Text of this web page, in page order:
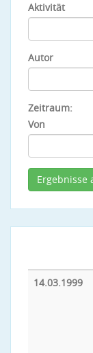
Aktivität
Autor
Zeitraum:
Von
14.03.1999